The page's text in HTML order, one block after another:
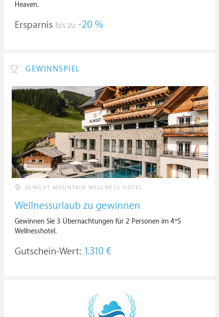
Heaven.
Ersparnis bis zu -20 %
GEWINNSPIEL
ALMGUT MOUNTAIN WELLNESS HOTEL
Wellnessurlaub zu gewinnen
Gewinnen Sie 3 Übernachtungen für 2 Personen im 4*S
Wellnesshotel.
Gutschein-Wert: 1.310 €